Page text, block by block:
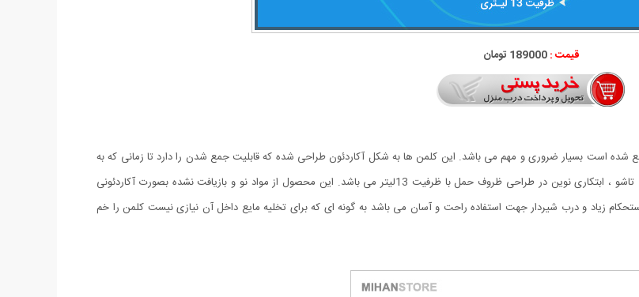
قیمت :189000 تومان
است بسیار ضروری و مهم می باشد. این کلمن ها به شکل آکاردئون طراحی شده که قابلیت جمع شدن را دارد تا زمانی که به
آنها نیازی نیست براحتی آن را جمع کرد و در فضایی کم نگهداری کرد. ظرف آب تاشو ، ابتکاری نوین در طراحی ظروف حمل با ظرفیت 13لیتر می باشد. این محصول از مواد نو و بازیافت نشده بصورت آکاردئونی
زیاد و درب شیردار جهت استفاده راحت و آسان می باشد به گونه ای که برای تخلیه مایع داخل آن نیازی نیست کلمن را خم